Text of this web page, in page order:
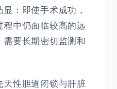
：即使手术成功，
程中仍面临较高的远
要长期密切监测和
天性胆道闭锁与肝脏